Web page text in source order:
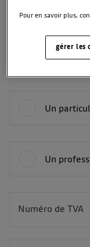
Un
Un
Numéro de TVA
BE
Pour en savoir plus,
gérer les